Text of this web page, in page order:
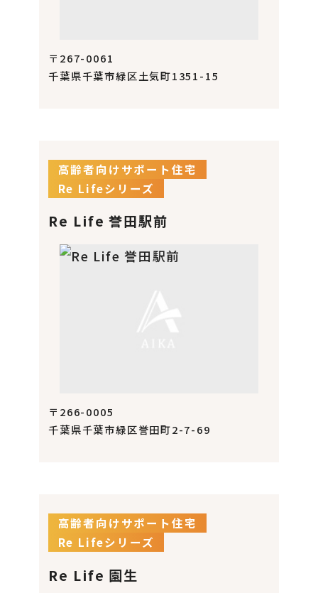
〒267-0061
千葉県千葉市緑区土気町1351-15
高齢者向けサポート住宅
Re Lifeシリーズ
Re Life 誉田駅前
〒266-0005
千葉県千葉市緑区誉田町2-7-69
高齢者向けサポート住宅
Re Lifeシリーズ
Re Life 園生